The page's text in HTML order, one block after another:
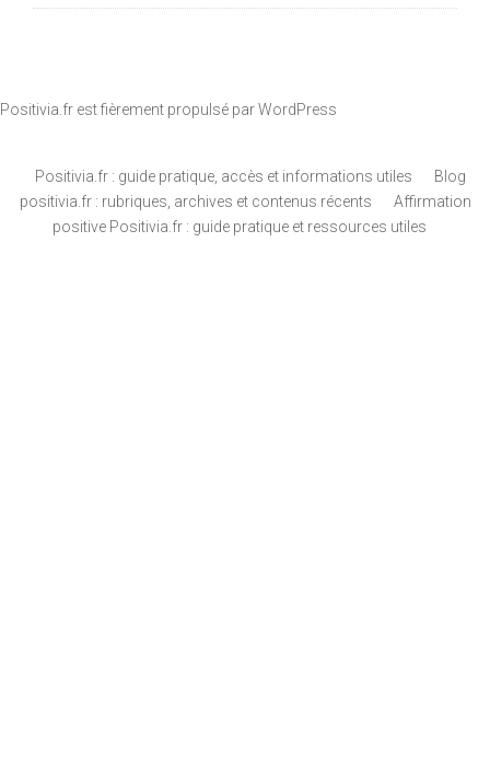
Positivia.fr est fièrement propulsé parWordPress
Positivia.fr : guide pratique, accès et informations utiles
Blog
positivia.fr : rubriques, archives et contenus récents
Affirmation
positive Positivia.fr : guide pratique et ressources utiles